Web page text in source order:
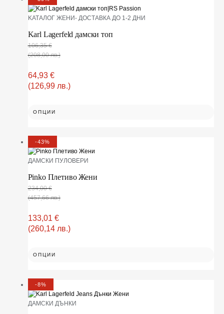
KАТАЛОГ ЖЕНИ- ДОСТАВКА ДО 1-2 ДНИ
Karl Lagerfeld дамски топ
106,35€
(208,00 лв.)
64,93 €
(126,99 лв.)
ОПЦИИ
-43%
ДАМСКИ ПУЛОВЕРИ
Pinko Плетиво Жени
234,00€
(457,66 лв.)
133,01 €
(260,14 лв.)
ОПЦИИ
-8%
ДАМСКИ ДЪНКИ